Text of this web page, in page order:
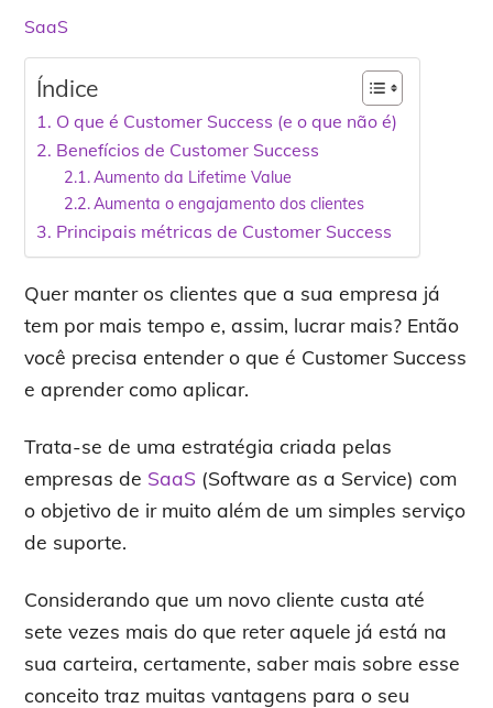
SaaS
Índice
O que é Customer Success (e o que não é)
Benefícios de Customer Success
Aumento da Lifetime Value
Aumenta o engajamento dos clientes
Principais métricas de Customer Success
Quer manter os clientes que a sua empresa já
tem por mais tempo e, assim, lucrar mais? Então
você precisa entender o que é Customer Success
e aprender como aplicar.
Trata-se de uma estratégia criada pelas
empresas de SaaS (Software as a Service) com
o objetivo de ir muito além de um simples serviço
de suporte.
Considerando que um novo cliente custa até
sete vezes mais do que reter aquele já está na
sua carteira, certamente, saber mais sobre esse
conceito traz muitas vantagens para o seu